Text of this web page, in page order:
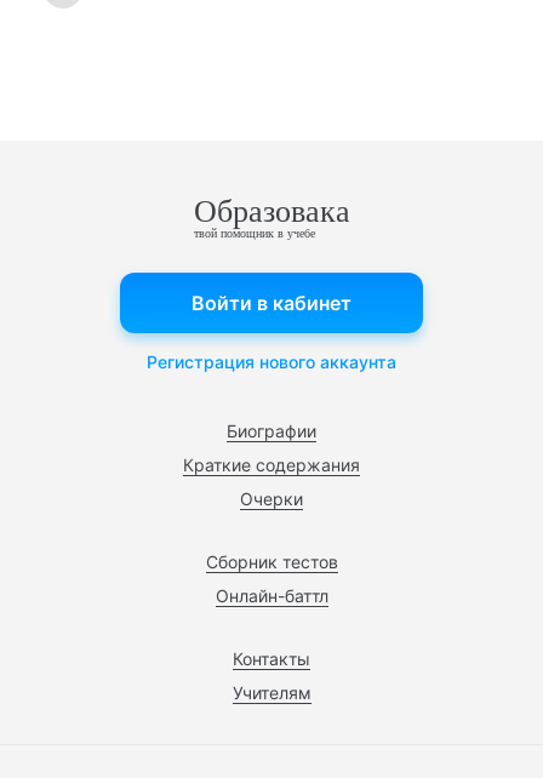
Образовака
твой помощник в учебе
Биографии
Краткие содержания
Очерки
Сборник тестов
Онлайн-баттл
Контакты
Учителям
Войти в кабинет
Регистрация нового аккаунта